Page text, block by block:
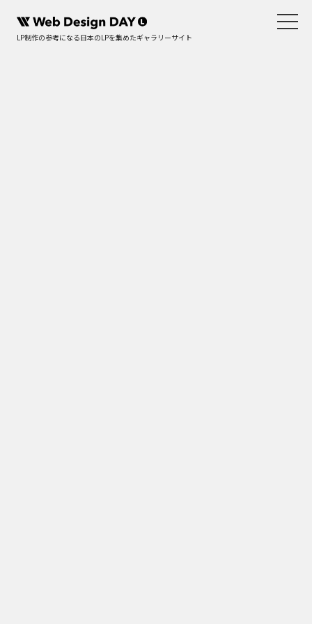
LP制作の参考になる日本のLPを集めたギャラリーサイト